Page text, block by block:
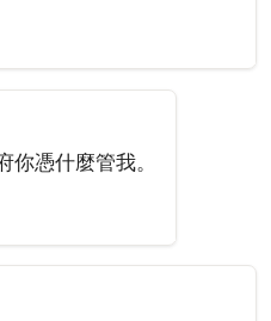
憑什麼管我。